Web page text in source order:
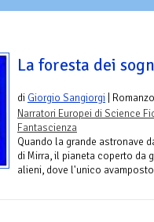
La foresta dei
di Giorgio Sangiorgi | Romanzo
Narratori Europei di Science
Fantascienza
Quando la grande astronave
di Mirra, il pianeta coperto da
alieni, dove l'unico